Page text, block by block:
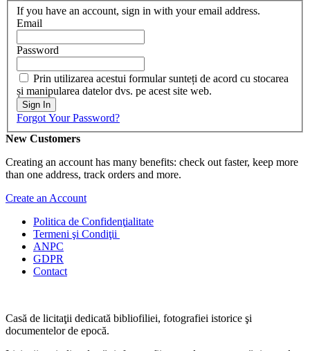
If you have an account, sign in with your email address.
Email
Password
Prin utilizarea acestui formular sunteți de acord cu stocarea
și manipularea datelor dvs. pe acest site web.
Sign In
Forgot Your Password?
New Customers
Creating an account has many benefits: check out faster, keep more
than one address, track orders and more.
Create an Account
Politica de Confidenţialitate
Termeni şi Condiţii
ANPC
GDPR
Contact
Casă de licitaţii dedicată bibliofiliei, fotografiei istorice şi
documentelor de epocă.